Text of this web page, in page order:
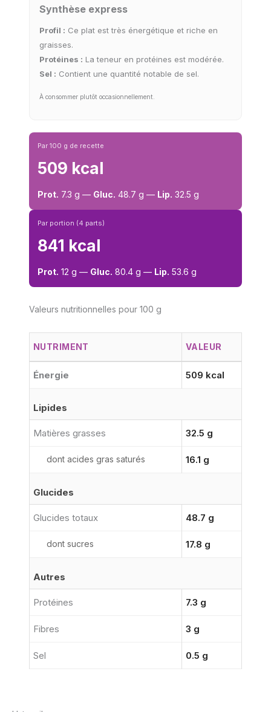
Synthèse express
Profil : Ce plat est très énergétique et riche en
graisses.
Protéines : La teneur en protéines est modérée.
Sel : Contient une quantité notable de sel.
À consommer plutôt occasionnellement.
Par 100 g de recette
509 kcal
Prot. 7.3 g — Gluc. 48.7 g — Lip. 32.5 g
Par portion (4 parts)
841 kcal
Prot. 12 g — Gluc. 80.4 g — Lip. 53.6 g
Valeurs nutritionnelles pour 100 g
NUTRIMENT VALEUR
Énergie 509 kcal
Lipides
Matières grasses 32.5 g
dont acides gras saturés 16.1 g
Glucides
Glucides totaux 48.7 g
dont sucres 17.8 g
Autres
Protéines 7.3 g
Fibres 3 g
Sel 0.5 g